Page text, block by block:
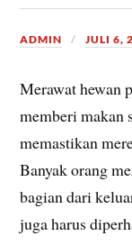
ADMIN JULI 6,
Merawat hewan
memberi makan
memastikan
Banyak orang
bagian dari
juga harus